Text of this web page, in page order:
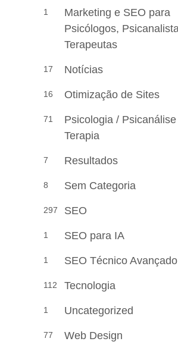
1
Marketing e SEO para
Psicólogos,
Terapeutas
17 Notícias
16 Otimização de Sites
71
Psicologia /
Terapia
7 Resultados
8 Sem Categoria
297 SEO
1 SEO para IA
1 SEO Técnico Avançado
112 Tecnologia
1 Uncategorized
77 Web Design